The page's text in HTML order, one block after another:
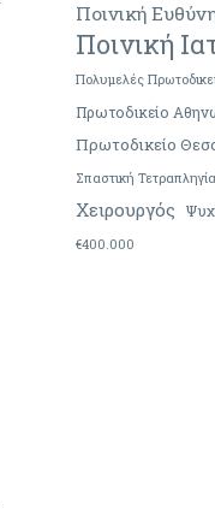
Ποινική
Ποινική
Πολυμελές
Πρωτοδικείο
Πρωτοδικείο
Σπαστική Τετραπληγία
Χειρουργός
€400.000